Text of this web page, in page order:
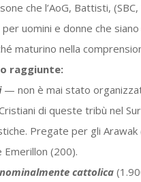
che l’AoG, Battisti,
uomini e donne che
maturino nella
raggiunte:
— non è mai stato
di queste tribù nel
Pregate per gli
(200).
cattolica